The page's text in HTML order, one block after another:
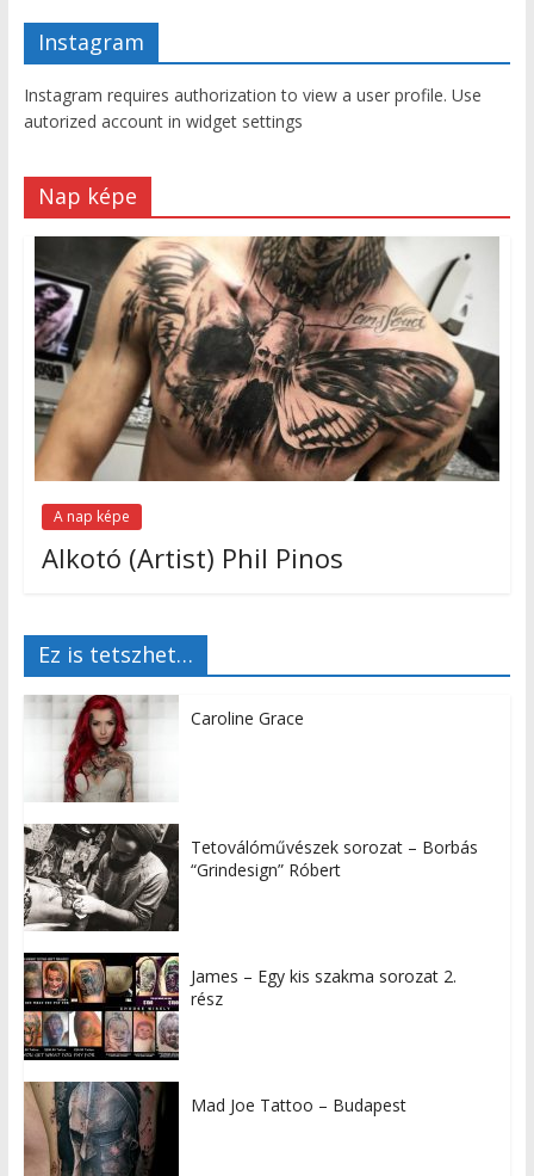
Instagram
Instagram requires authorization to view a user profile. Use
autorized account in widget settings
Nap képe
A nap képe
Alkotó (Artist) Phil Pinos
Ez is tetszhet…
Caroline Grace
Tetoválóművészek sorozat – Borbás
“Grindesign” Róbert
James – Egy kis szakma sorozat 2.
rész
Mad Joe Tattoo – Budapest